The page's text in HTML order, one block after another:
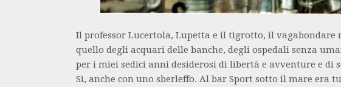
Il professor Lucertola, Lupetta e il tigrotto, il vagabondare
quello degli acquari delle banche, degli ospedali senza
per i miei sedici anni desiderosi di libertà e avventure e di
Sì, anche con uno sberleffo. Al bar Sport sotto il mare era